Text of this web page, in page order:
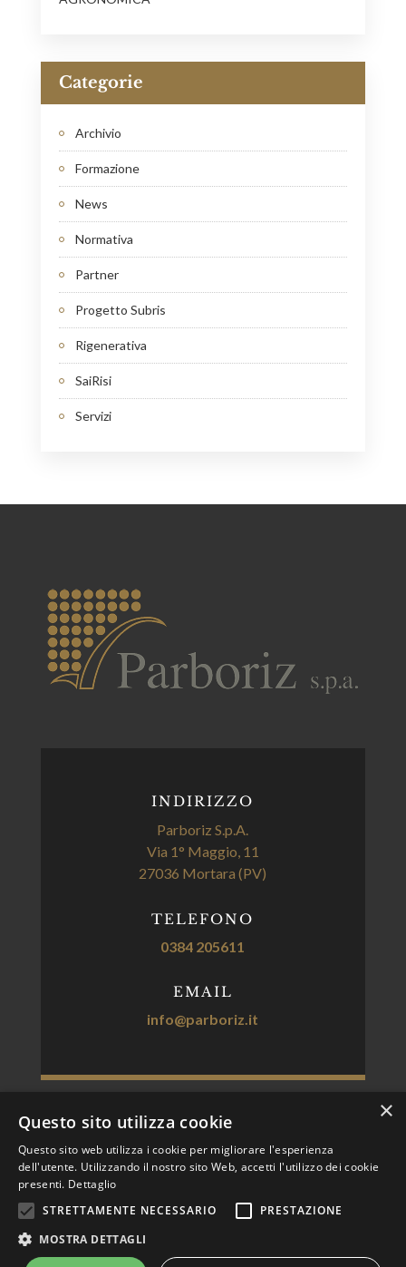
Categorie
Archivio
Formazione
News
Normativa
Partner
Progetto Subris
Rigenerativa
SaiRisi
Servizi
INDIRIZZO
Parboriz S.p.A.
Via 1° Maggio, 11
27036 Mortara (PV)
TELEFONO
0384 205611
EMAIL
info@parboriz.it
P.IVA 01319210181 – Capitale Sociale Euro 4,032,600,00
i.v. –
Privacy Policy
×
Questo sito utilizza cookie
Questo sito web utilizza i cookie per migliorare l'esperienza
dell'utente. Utilizzando il nostro sito Web, accetti l'utilizzo dei cookie
presenti. Dettaglio
STRETTAMENTE NECESSARIO
PRESTAZIONE
MOSTRA DETTAGLI